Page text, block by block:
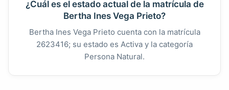
¿Cuál es el estado actual de la matrícula de
Bertha Ines Vega Prieto?
Bertha Ines Vega Prieto cuenta con la matrícula
2623416; su estado es Activa y la categoría
Persona Natural.